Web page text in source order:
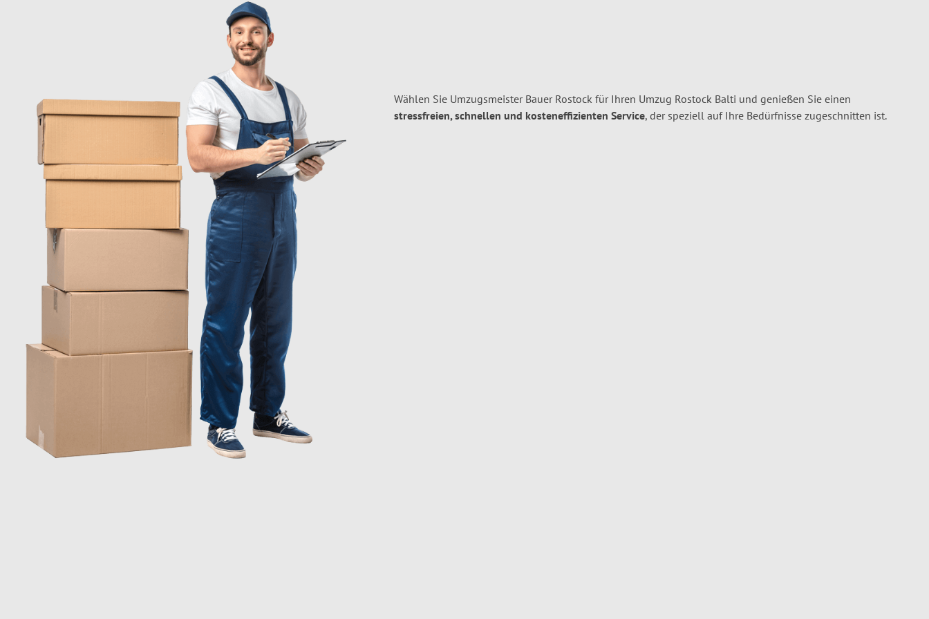
Wählen Sie Umzugsmeister Bauer Rostock für Ihren Umzug Rostock Balti und genießen Sie einen
stressfreien, schnellen und kosteneffizienten Service, der speziell auf Ihre Bedürfnisse zugeschnitten ist.